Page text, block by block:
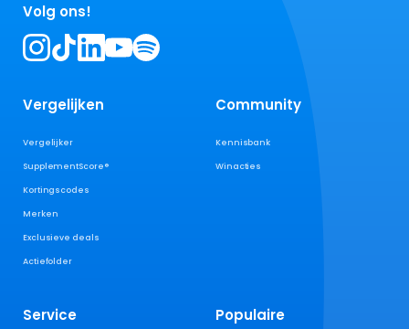
Volg ons!
Vergelijken
Vergelijker
SupplementScore®
Kortingscodes
Merken
Exclusieve deals
Actiefolder
Community
Kennisbank
Winacties
Service
Populaire